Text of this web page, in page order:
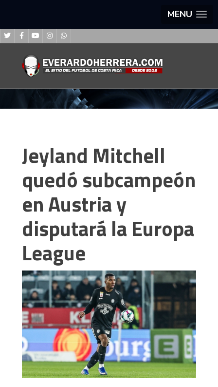
MENU
Jeyland Mitchell
quedó subcampeón
en Austria y
disputará la Europa
League